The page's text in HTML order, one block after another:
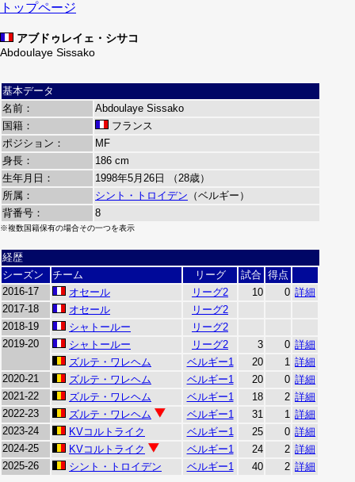
トップページ
アブドゥレイェ・シサコ
Abdoulaye Sissako
基本データ
名前：
Abdoulaye Sissako
国籍：
フランス
ポジション：
MF
身長：
186 cm
生年月日：
1998年5月26日 （28歳）
所属：
シント・トロイデン （ベルギー）
背番号：
8
※複数国籍保有の場合その一つを表示
経歴
シーズン
チーム リーグ 試合 得点
2016-17
オセール リーグ2 10 0 詳細
2017-18
オセール
リーグ2
2018-19
シャトールー
リーグ2
2019-20
シャトールー リーグ2 3 0 詳細
ズルテ・ワレヘム
ベルギー1 20 1 詳細
2020-21
ズルテ・ワレヘム ベルギー1 20 0 詳細
2021-22
ズルテ・ワレヘム ベルギー1 18 2 詳細
2022-23
ズルテ・ワレヘム ベルギー1 31 1 詳細
2023-24
KVコルトライク ベルギー1 25 0 詳細
2024-25
KVコルトライク ベルギー1 24 2 詳細
2025-26
シント・トロイデン ベルギー1 40 2 詳細